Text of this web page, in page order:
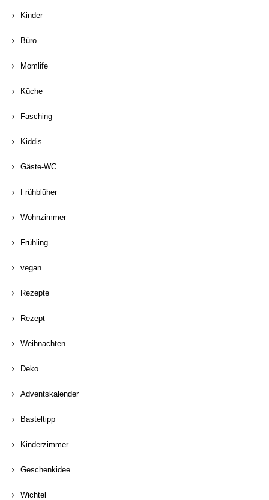
Kinder
Büro
Momlife
Küche
Fasching
Kiddis
Gäste-WC
Frühblüher
Wohnzimmer
Frühling
vegan
Rezepte
Rezept
Weihnachten
Deko
Adventskalender
Basteltipp
Kinderzimmer
Geschenkidee
Wichtel